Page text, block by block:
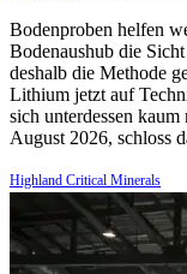
Bodenproben helfen
Bodenaushub die
deshalb die Methode
Lithium jetzt auf
sich unterdessen
August 2026, schloss
Highland Critical Minerals